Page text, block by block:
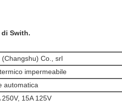
Swith.
(Changshu) Co., srl
impermeabile
automatica
250V, 15A 125V